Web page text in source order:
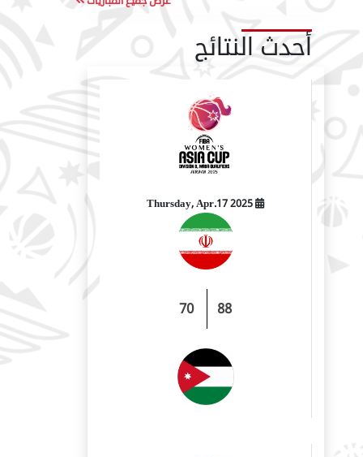
أحدث النتائج
2025 Thursday, Apr.17
88
70